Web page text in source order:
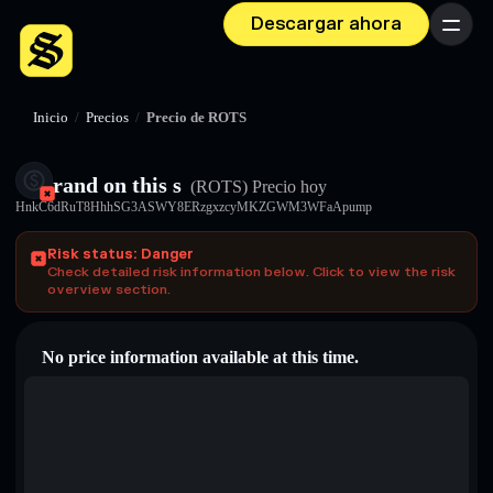
Descargar ahora Menú
Inicio / Precios / Precio de ROTS
rand on this s (ROTS) Precio hoy
HnkC6dRuT8HhhSG3ASWY8ERzgxzcyMKZGWM3WFaApump
Risk status: Danger
Check detailed risk information below. Click to view the risk
overview section.
No price information available at this time.